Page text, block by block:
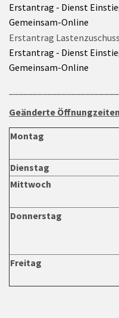
Erstantrag - Dienst
Gemeinsam-Online
Erstantrag
Erstantrag - Dienst
Gemeinsam-Online
Geänderte
Montag
Dienstag
Mittwoch
Donnerstag
Freitag